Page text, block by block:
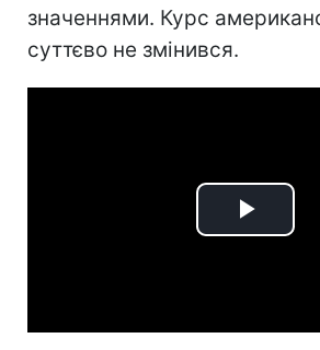
значеннями. Курс
суттєво не змінився.
Play